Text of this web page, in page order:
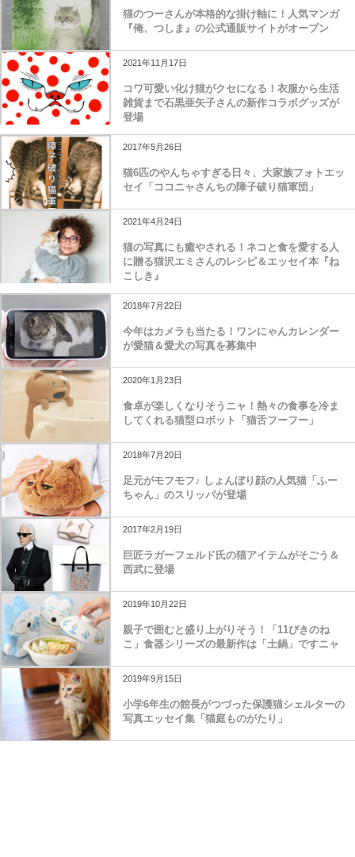
猫のつーさんが本格的な掛け軸に！人気マンガ
『俺、つしま』の公式通販サイトがオープン
2021年11月17日
コワ可愛い化け猫がクセになる！衣服から生活
雑貨まで石黒亜矢子さんの新作コラボグッズが
登場
2017年5月26日
猫6匹のやんちゃすぎる日々、大家族フォトエッ
セイ「ココニャさんちの障子破り猫軍団」
2021年4月24日
猫の写真にも癒やされる！ネコと食を愛する人
に贈る猫沢エミさんのレシピ＆エッセイ本『ね
こしき』
2018年7月22日
今年はカメラも当たる！ワンにゃんカレンダー
が愛猫＆愛犬の写真を募集中
2020年1月23日
食卓が楽しくなりそうニャ！熱々の食事を冷ま
してくれる猫型ロボット「猫舌フーフー」
2018年7月20日
足元がモフモフ♪ しょんぼり顔の人気猫「ふー
ちゃん」のスリッパが登場
2017年2月19日
巨匠ラガーフェルド氏の猫アイテムがそごう＆
西武に登場
2019年10月22日
親子で囲むと盛り上がりそう！「11ぴきのね
こ」食器シリーズの最新作は「土鍋」ですニャ
2019年9月15日
小学6年生の館長がつづった保護猫シェルターの
写真エッセイ集「猫庭ものがたり」